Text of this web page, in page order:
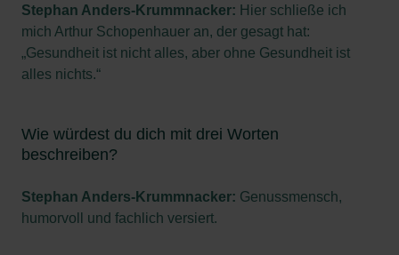
Stephan Anders-Krummnacker: Hier schließe ich
mich Arthur Schopenhauer an, der gesagt hat:
„Gesundheit ist nicht alles, aber ohne Gesundheit ist
alles nichts.“
Wie würdest du dich mit drei Worten
beschreiben?
Stephan Anders-Krummnacker: Genussmensch,
humorvoll und fachlich versiert.